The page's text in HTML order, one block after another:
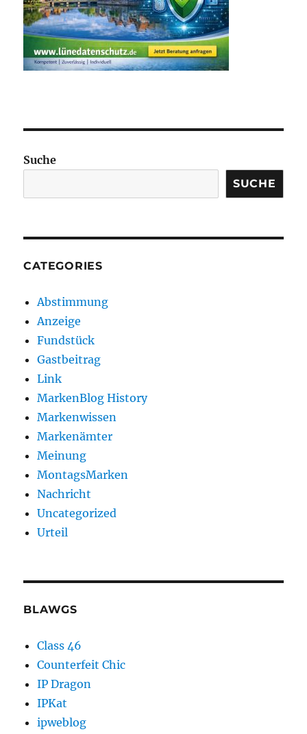
Suche
SUCHE
CATEGORIES
Abstimmung
Anzeige
Fundstück
Gastbeitrag
Link
MarkenBlog History
Markenwissen
Markenämter
Meinung
MontagsMarken
Nachricht
Uncategorized
Urteil
BLAWGS
Class 46
Counterfeit Chic
IP Dragon
IPKat
ipweblog